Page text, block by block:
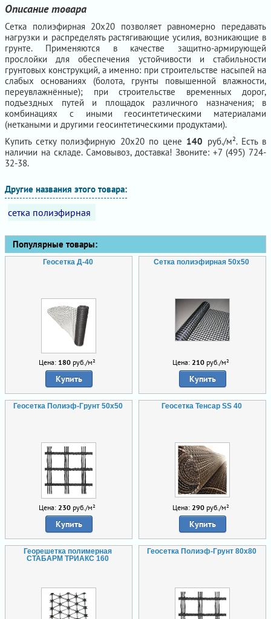
Описание товара
Сетка полиэфирная 20х20 позволяет равномерно передавать
нагрузки и распределять растягивающие усилия, возникающие в
грунте. Применяются в качестве защитно-армирующей
прослойки для обеспечения устойчивости и стабильности
грунтовых конструкций, а именно: при строительстве насыпей на
слабых основаниях (болота, грунты повышенной влажности,
переувлажнённые); при строительстве временных дорог,
подъездных путей и площадок различного назначения; в
комбинациях с иными геосинтетическими материалами
(неткаными и другими геосинтетическими продуктами).
Купить сетку полиэфирную 20х20 по цене 140 руб./м². Есть в
наличии на складе. Самовывоз, доставка! Звоните: +7 (495) 724-
32-38.
Другие названия этого товара:
сетка полиэфирная
Популярные товары:
Геосетка Д-40
Цена: 180 руб./м²
Купить
Сетка полиэфирная 50х50
Цена: 210 руб./м²
Купить
Геосетка Полиэф-Грунт 50х50
Цена: 230 руб./м²
Купить
Геосетка Тенсар SS 40
Цена: 290 руб./м²
Купить
Георешетка полимерная
СТАБАРМ ТРИАКС 160
Геосетка Полиэф-Грунт 80х80